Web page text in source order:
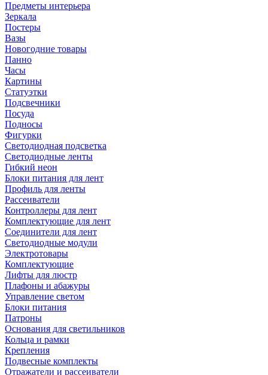
Предметы интерьера
Зеркала
Постеры
Вазы
Новогодние товары
Панно
Часы
Картины
Статуэтки
Подсвечники
Посуда
Подносы
Фигурки
Светодиодная подсветка
Светодиодные ленты
Гибкий неон
Блоки питания для лент
Профиль для ленты
Рассеиватели
Контроллеры для лент
Комплектующие для лент
Соединители для лент
Светодиодные модули
Электротовары
Комплектующие
Лифты для люстр
Плафоны и абажуры
Управление светом
Блоки питания
Патроны
Основания для светильников
Кольца и рамки
Крепления
Подвесные комплекты
Отражатели и рассеиватели